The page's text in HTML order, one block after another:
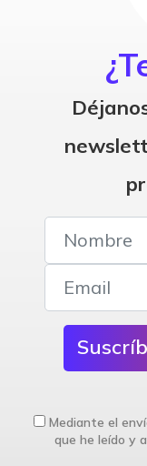
Mediante el
que he leído y